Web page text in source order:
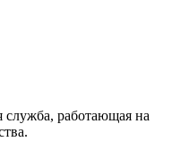
служба, работающая на